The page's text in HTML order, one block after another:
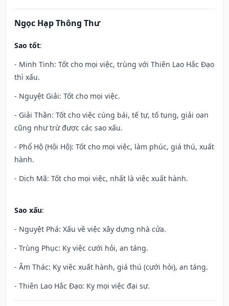
Ngọc Hạp Thông Thư
Sao tốt:
- Minh Tinh: Tốt cho mọi việc, trùng với Thiên Lao Hắc Đạo
thì xấu.
- Nguyệt Giải: Tốt cho mọi việc.
- Giải Thần: Tốt cho việc cúng bái, tế tự, tố tụng, giải oan
cũng như trừ được các sao xấu.
- Phổ Hộ (Hội Hộ): Tốt cho mọi việc, làm phúc, giá thú, xuất
hành.
- Dịch Mã: Tốt cho mọi việc, nhất là việc xuất hành.
Sao xấu:
- Nguyệt Phá: Xấu về việc xây dựng nhà cửa.
- Trùng Phục: Kỵ việc cưới hỏi, an táng.
- Âm Thác: Kỵ việc xuất hành, giá thú (cưới hỏi), an táng.
- Thiên Lao Hắc Đạo: Kỵ mọi việc đại sự.